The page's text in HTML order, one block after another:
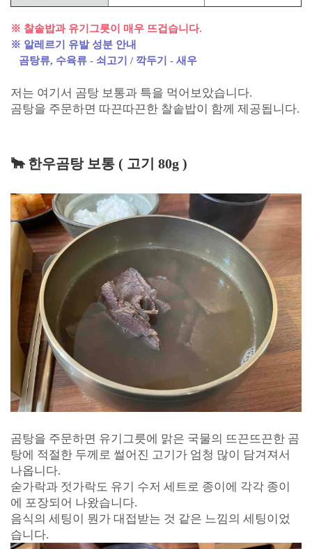
※ 찰솥밥과 유기그릇이 매우 뜨겁습니다.
※ 알레르기 유발 성분 안내
곰탕류, 수육류 - 쇠고기 / 깍두기 - 새우
저는 여기서 곰탕 보통과 특을 먹어보았습니다.
곰탕을 주문하면 따끈따끈한 찰솥밥이 함께 제공됩니다.
🐂 한우곰탕 보통 ( 고기 80g )
곰탕을 주문하면 유기그릇에 맑은 국물의 뜨끈뜨끈한 곰
탕에 적절한 두께로 썰어진 고기가 엄청 많이 담겨져서
나옵니다.
숟가락과 젓가락도 유기 수저 세트로 종이에 각각 종이
에 포장되어 나왔습니다.
음식의 세팅이 뭔가 대접받는 것 같은 느낌의 세팅이었
습니다.